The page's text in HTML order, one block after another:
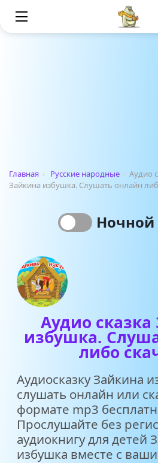
Главная › Русские народные › Аудио
Зайкина избушка. Слушать онлайн
Аудио
избушка.
либо
Аудиосказку Зайкина
слушать онлайн или
формате mp3
Прослушайте без
аудиокнигу для детей
избушка вместе с